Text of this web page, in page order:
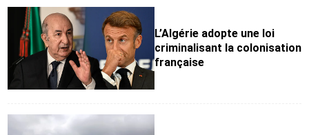
L’Algérie adopte une loi
criminalisant la colonisation
française